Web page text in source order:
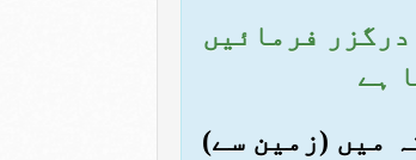
درگزر فرمائیں
ہے
میں (زمین سے)